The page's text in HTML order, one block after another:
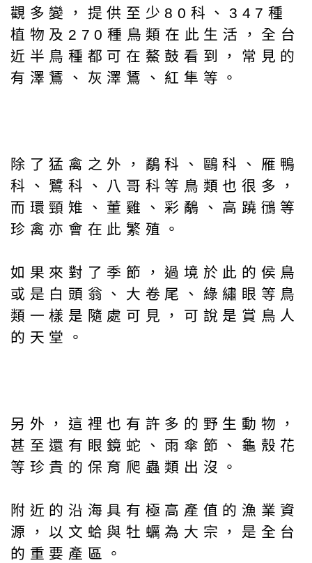
觀多變，提供至少80科、347種
植物及270種鳥類在此生活，全台
近半鳥種都可在鰲鼓看到，常見的
有澤鵟、灰澤鵟、紅隼等。
除了猛禽之外，鷸科、鷗科、雁鴨
科、鷺科、八哥科等鳥類也很多，
而環頸雉、董雞、彩鷸、高蹺鴴等
珍禽亦會在此繁殖。
如果來對了季節，過境於此的侯鳥
或是白頭翁、大卷尾、綠繡眼等鳥
類一樣是隨處可見，可說是賞鳥人
的天堂。
另外，這裡也有許多的野生動物，
甚至還有眼鏡蛇、雨傘節、龜殼花
等珍貴的保育爬蟲類出沒。
附近的沿海具有極高產值的漁業資
源，以文蛤與牡蠣為大宗，是全台
的重要產區。